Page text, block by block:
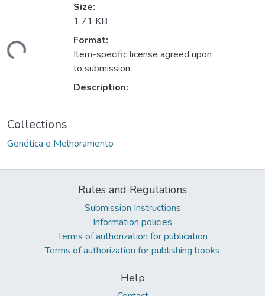
Size:
1.71 KB
Format:
Item-specific license agreed upon
to submission
Description:
Collections
Genética e Melhoramento
Rules and Regulations
Submission Instructions
Information policies
Terms of authorization for publication
Terms of authorization for publishing books
Help